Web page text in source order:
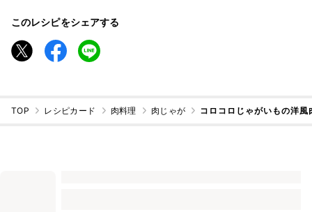
このレシピをシェアする
TOP レシピカード 肉料理 肉じゃが コロコロじゃがいもの洋風